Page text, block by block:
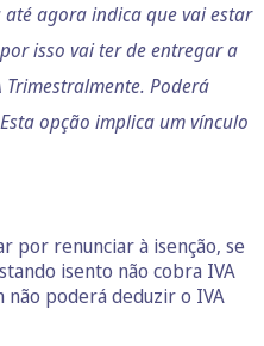
agora indica que vai estar
isso vai ter de entregar a
Trimestralmente. Poderá
opção implica um vínculo
por renunciar à isenção, se
isento não cobra IVA
não poderá deduzir o IVA